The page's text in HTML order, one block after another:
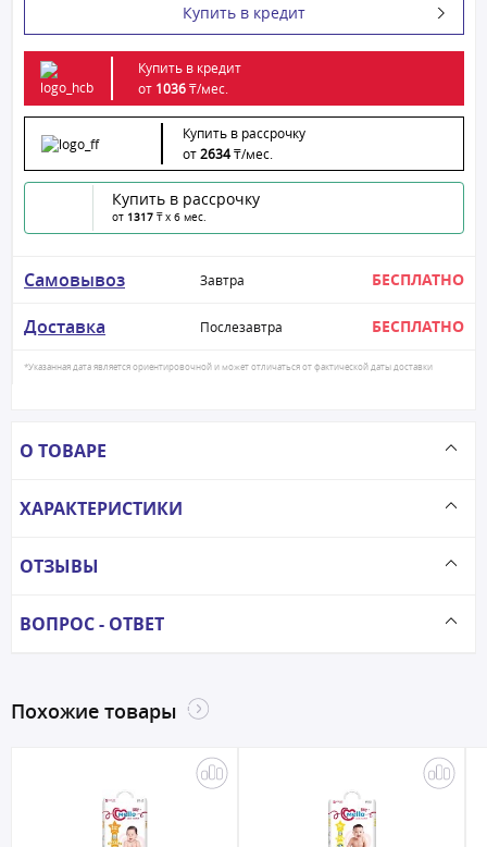
Купить в кредит
Купить в кредит
от 1036₸/мес.
Купить в рассрочку
от2634₸/мес.
Купить в рассрочку
от 1317 ₸ x 6 мес.
Самовывоз Завтра БЕСПЛАТНО
Доставка Послезавтра БЕСПЛАТНО
*Указанная дата является ориентировочной и может отличаться от фактической даты доставки
О ТОВАРЕ
ХАРАКТЕРИСТИКИ
ОТЗЫВЫ
ВОПРОС - ОТВЕТ
Похожие товары